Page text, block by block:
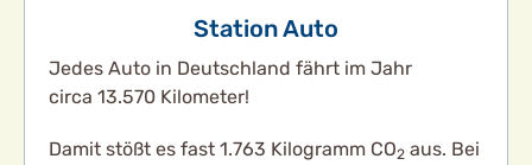
Station Auto
Jedes Auto in Deutschland fährt im Jahr
circa 13.570 Kilometer!
Damit stößt es fast 1.763 Kilogramm CO2 aus. Bei